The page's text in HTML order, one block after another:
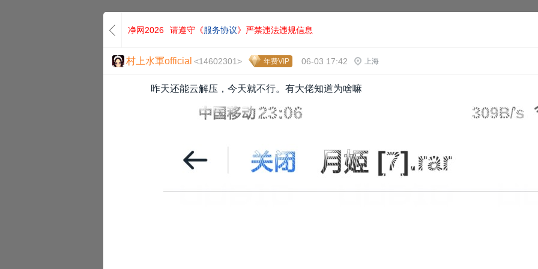
净网2026 请遵守《服务协议》严禁违法违规信息
村上水軍official <14602301> 年费VIP 06-03 17:42 上海
昨天还能云解压，今天就不行。有大佬知道为啥嘛